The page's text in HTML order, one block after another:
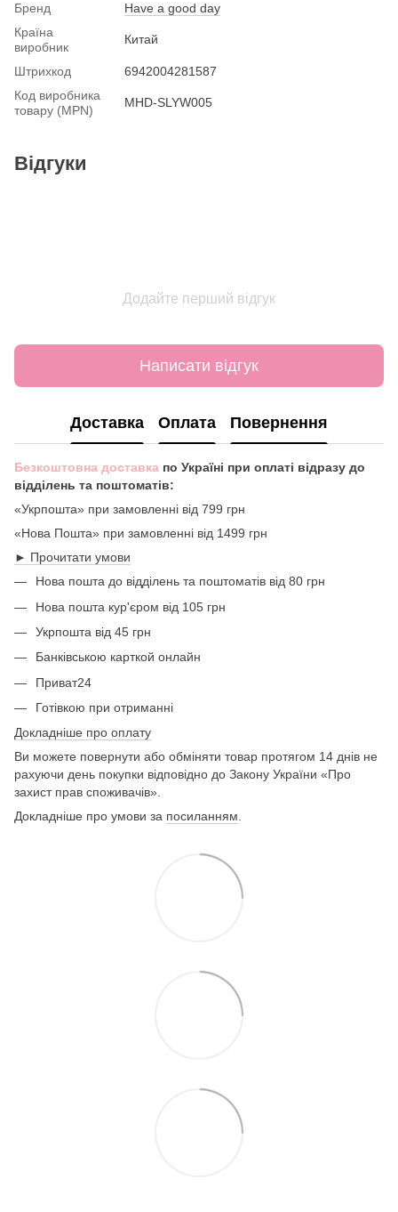
Бренд
Have a good day
Країна
виробник
Китай
Штрихкод
6942004281587
Код виробника
товару (MPN)
MHD-SLYW005
Відгуки
Додайте перший відгук
Написати відгук
Доставка Оплата Повернення
Безкоштовна доставка по Україні при оплаті відразу до
відділень та поштоматів:
«Укрпошта» при замовленні від 799 грн
«Нова Пошта» при замовленні від 1499 грн
► Прочитати умови
Нова пошта до відділень та поштоматів від 80 грн
Нова пошта кур'єром від 105 грн
Укрпошта від 45 грн
Банківською карткой онлайн
Приват24
Готівкою при отриманні
Докладніше про оплату
Ви можете повернути або обміняти товар протягом 14 днів не
рахуючи день покупки відповідно до Закону України «Про
захист прав споживачів».
Докладніше про умови за посиланням.